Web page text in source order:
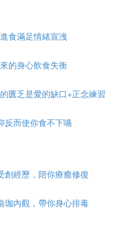
食滿足情緒宣洩
的身心飲食失衡
匱乏是愛的缺口+正念練習
反而使你食不下嚥
創經歷，陪你療癒修復
珈內觀，帶你身心排毒